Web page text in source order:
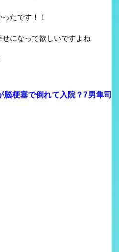
たです！！
になって欲しいですよね
梗塞で倒れて入院？7男隼司